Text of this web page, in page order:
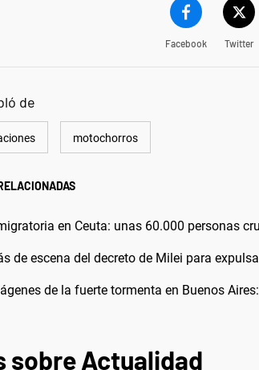
Facebook Twitter
de
motochorros
en Ceuta: unas 60.000 personas
de escena del decreto de Milei para
de la fuerte tormenta en Buenos
sobre Actualidad